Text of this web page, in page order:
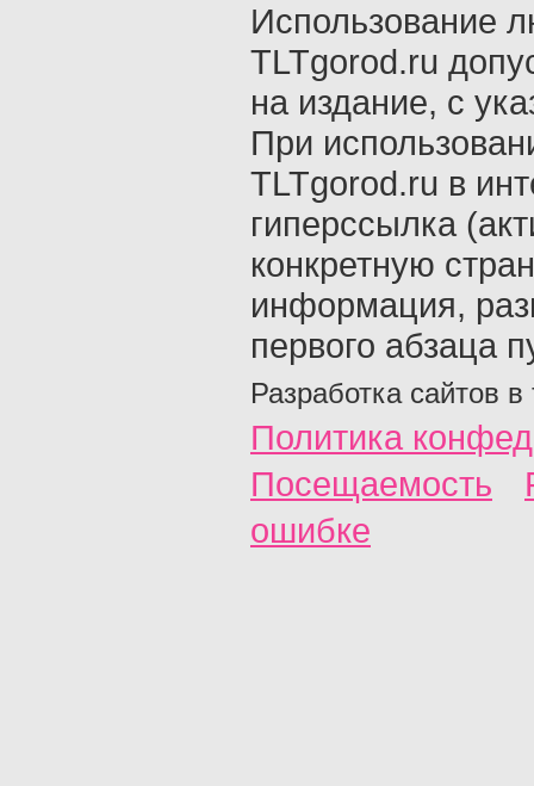
Использование
TLTgorod.ru
на издание, с
При
TLTgorod.ru в
гиперссылка
конкретную
информация,
первого абзаца
Разработка сайтов в
Политика
Посещаемость
ошибке